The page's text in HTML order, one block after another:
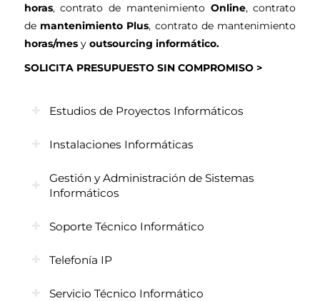
horas, contrato de mantenimiento Online, contrato
de mantenimiento Plus, contrato de mantenimiento
horas/mesy outsourcing informático.
SOLICITA PRESUPUESTO SIN COMPROMISO >
Estudios de Proyectos Informáticos
Instalaciones Informáticas
Gestión y Administración de Sistemas
Informáticos
Soporte Técnico Informático
Telefonía IP
Servicio Técnico Informático